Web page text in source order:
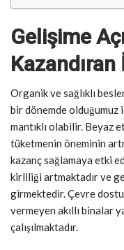
Gelişime
Organik ve sağlıklı
bir dönemde
mantıklı olabilir. Beyaz
tüketmenin öneminin
kazanç sağlamaya etki
kirliliği artmaktadır ve
girmektedir. Çevre
vermeyen akıllı binalar
çalışılmaktadır.